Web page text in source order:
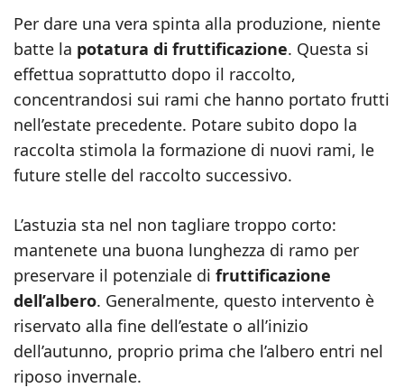
Per dare una vera spinta alla produzione, niente
batte la potatura di fruttificazione. Questa si
effettua soprattutto dopo il raccolto,
concentrandosi sui rami che hanno portato frutti
nell’estate precedente. Potare subito dopo la
raccolta stimola la formazione di nuovi rami, le
future stelle del raccolto successivo.
L’astuzia sta nel non tagliare troppo corto:
mantenete una buona lunghezza di ramo per
preservare il potenziale di fruttificazione
dell’albero. Generalmente, questo intervento è
riservato alla fine dell’estate o all’inizio
dell’autunno, proprio prima che l’albero entri nel
riposo invernale.